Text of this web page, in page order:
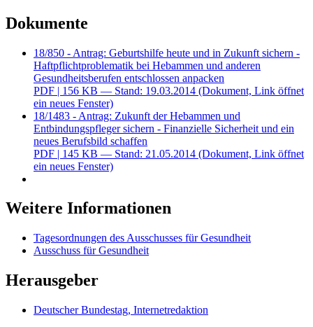
Dokumente
18/850 - Antrag: Geburtshilfe heute und in Zukunft sichern -
Haftpflichtproblematik bei Hebammen und anderen
Gesundheitsberufen entschlossen anpacken
PDF | 156 KB — Stand: 19.03.2014 (Dokument, Link öffnet
ein neues Fenster)
18/1483 - Antrag: Zukunft der Hebammen und
Entbindungspfleger sichern - Finanzielle Sicherheit und ein
neues Berufsbild schaffen
PDF | 145 KB — Stand: 21.05.2014 (Dokument, Link öffnet
ein neues Fenster)
Weitere Informationen
Tagesordnungen des Ausschusses für Gesundheit
Ausschuss für Gesundheit
Herausgeber
Deutscher Bundestag, Internetredaktion